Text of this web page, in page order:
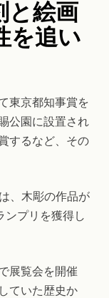
絵画
を追い
東京都知事賞を
公園に設置され
するなど、その
、木彫の作品が
ンプリを獲得し
展覧会を開催
ていた歴史か